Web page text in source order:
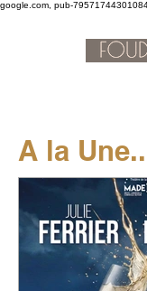
google.com, pub-
A la